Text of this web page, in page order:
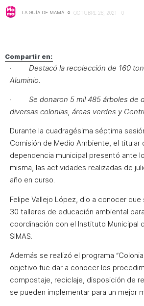
LA GUÍA DE MAMÁ OCTUBRE 26, 2021 0
Compartir en:
· Destacó la recolección de 160
Aluminio.
· Se donaron 5 mil 485 árboles de
diversas colonias, áreas verdes y
Durante la cuadragésima séptima
Comisión de Medio Ambiente, el titular
dependencia municipal presentó ante
misma, las actividades realizadas de
año en curso.
Felipe Vallejo López, dio a conocer que
30 talleres de educación ambiental
coordinación con el Instituto Municipal
SIMAS.
Además se realizó el programa
objetivo fue dar a conocer los
compostaje, reciclaje, disposición de
se pueden implementar para un mejor